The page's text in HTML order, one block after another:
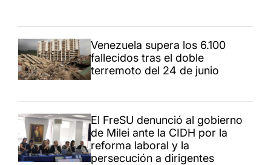
Venezuela supera los 6.100
fallecidos tras el doble
terremoto del 24 de junio
El FreSU denunció al gobierno
de Milei ante la CIDH por la
reforma laboral y la
persecución a dirigentes